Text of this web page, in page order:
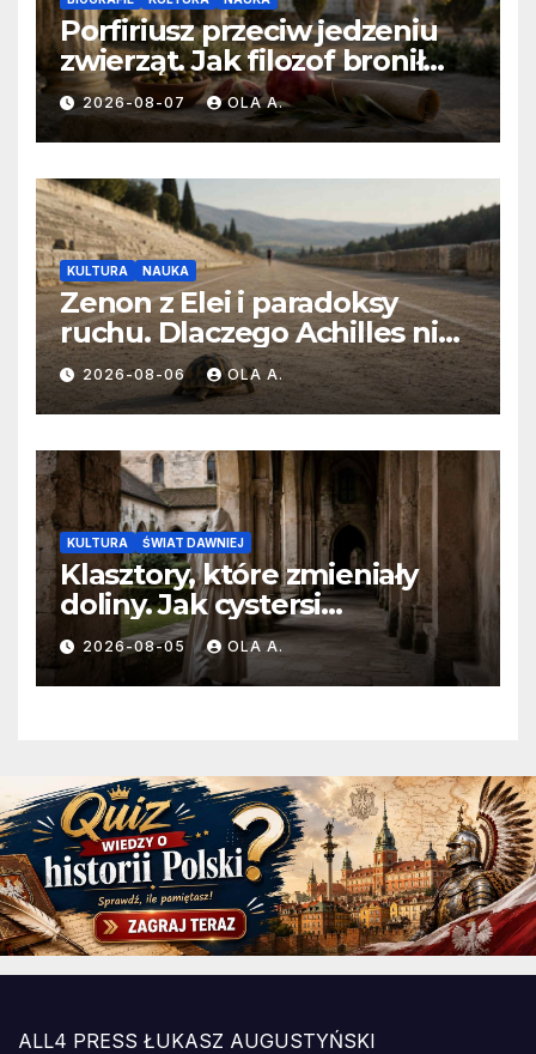
Porfiriusz przeciw jedzeniu
zwierząt. Jak filozof bronił
diety bez mięsa?
2026-08-07 OLA A.
KULTURA NAUKA
Zenon z Elei i paradoksy
ruchu. Dlaczego Achilles nie
dogania żółwia?
2026-08-06 OLA A.
KULTURA ŚWIAT DAWNIEJ
Klasztory, które zmieniały
doliny. Jak cystersi
kształtowali średniowieczną
Europę?
2026-08-05 OLA A.
ALL4 PRESS ŁUKASZ AUGUSTYŃSKI